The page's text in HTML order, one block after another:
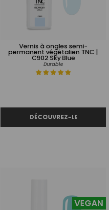
Vernis à ongles semi-
permanent végétalien TNC |
C902 Sky Blue
Durable
VEGAN